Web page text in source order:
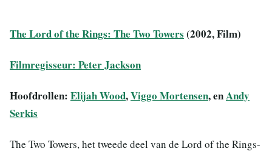
The Lord of the Rings: The Two Towers (2002, Film)
Filmregisseur: Peter Jackson
Hoofdrollen: Elijah Wood,Viggo Mortensen, enAndy
Serkis
The Two Towers, het tweede deel van de Lord of the Rings-